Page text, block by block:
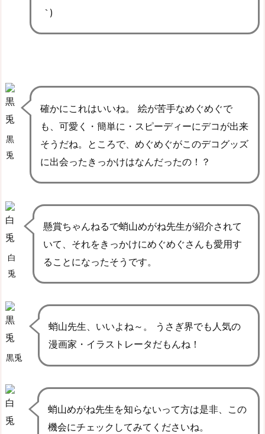
｀ )
黒
兎
確かにこれはいいね。 絵が苦手なめぐめぐで
も、可愛く・簡単に・スピーディーにデコが出来
そうだね。ところで、めぐめぐがこのデコグッズ
に出会ったきっかけはなんだったの！？
白
兎
懸賞ちゃんねるで蛸山めがね先生が紹介されて
いて、それをきっかけにめぐめぐさんも愛用す
ることになったそうです。
黒兎
蛸山先生、いいよね～。 うさぎ界でも人気の
漫画家・イラストレータだもんね！
蛸山めがね先生を知らないって方は是非、この
機会にチェックしてみてくださいね。